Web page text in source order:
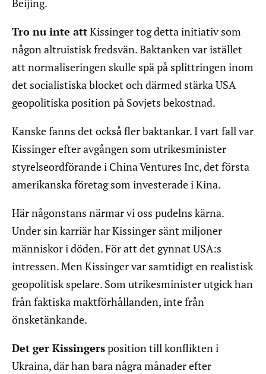
Beijing.
Tro nu inte attKissinger tog detta initiativ som
någon altruistisk fredsvän. Baktanken var istället
att normaliseringen skulle spä på splittringen inom
det socialistiska blocket och därmed stärka USA
geopolitiska position på Sovjets bekostnad.
Kanske fanns det också fler baktankar. I vart fall var
Kissinger efter avgången som utrikesminister
styrelseordförande i China Ventures Inc, det första
amerikanska företag som investerade i Kina.
Här någonstans närmar vi oss pudelns kärna.
Under sin karriär har Kissinger sänt miljoner
människor i döden. För att det gynnat USA:s
intressen. Men Kissinger var samtidigt en realistisk
geopolitisk spelare. Som utrikesminister utgick han
från faktiska maktförhållanden, inte från
önsketänkande.
Det ger Kissingersposition till konflikten i
Ukraina, där han bara några månader efter